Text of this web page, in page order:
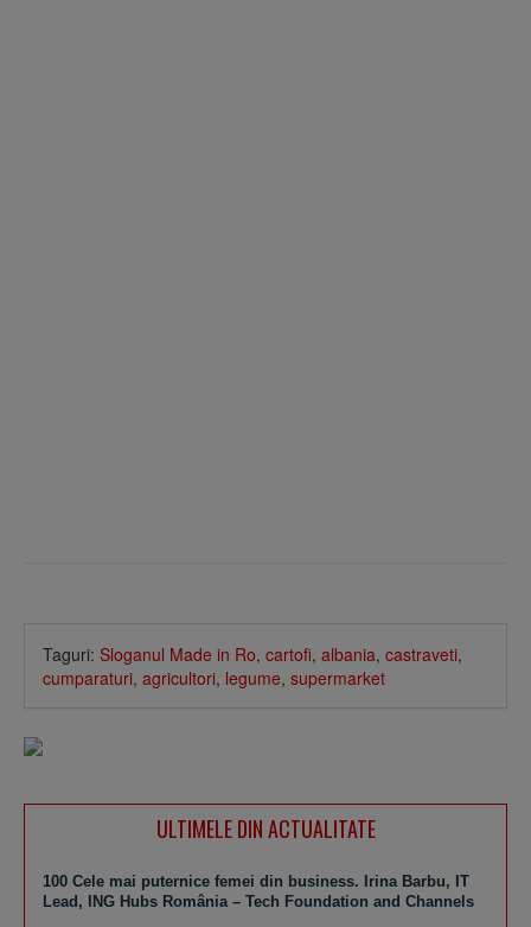
Taguri: Sloganul Made in Ro, cartofi, albania, castraveti,
cumparaturi, agricultori, legume, supermarket
ULTIMELE DIN ACTUALITATE
100 Cele mai puternice femei din business. Irina Barbu, IT
Lead, ING Hubs România – Tech Foundation and Channels